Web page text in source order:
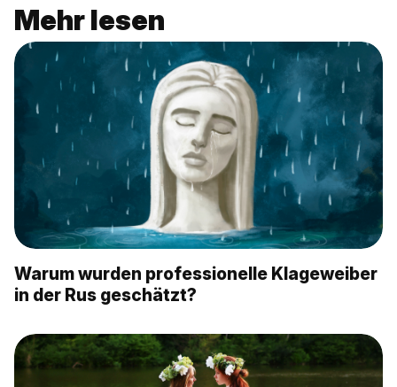
Mehr lesen
Warum wurden professionelle Klageweiber
in der Rus geschätzt?